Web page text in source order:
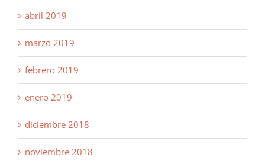
abril 2019
marzo 2019
febrero 2019
enero 2019
diciembre 2018
noviembre 2018